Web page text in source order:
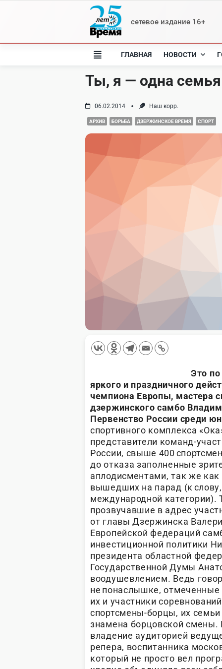
сетевое издание 16+
ГЛАВНАЯ НОВОСТИ
Ты, я — одна семья
06.02.2014 Наш корр.
АРХИВ БОРЬБА ДЗЕРЖИНСКОЕ ВРЕМЯ СПОРТ
Это
яркого и праздничного
чемпиона Европы, мастера
дзержинского самбо
Первенство России среди
спортивного комплекса
представители команд-
России, свыше 400
до отказа заполненные
аплодисментами, так же как
вышедших на парад (к
международной
прозвучавшие в адрес
от главы Дзержинска
Европейской федераций
инвестиционной политики
президента областной
Государственной Думы
воодушевлением. Ведь
не понаслышке,
их и участники
спортсмены-борцы, их семьи
знамена борцовской смены.
владение аудиторией
репера, воспитанника
который не просто вел